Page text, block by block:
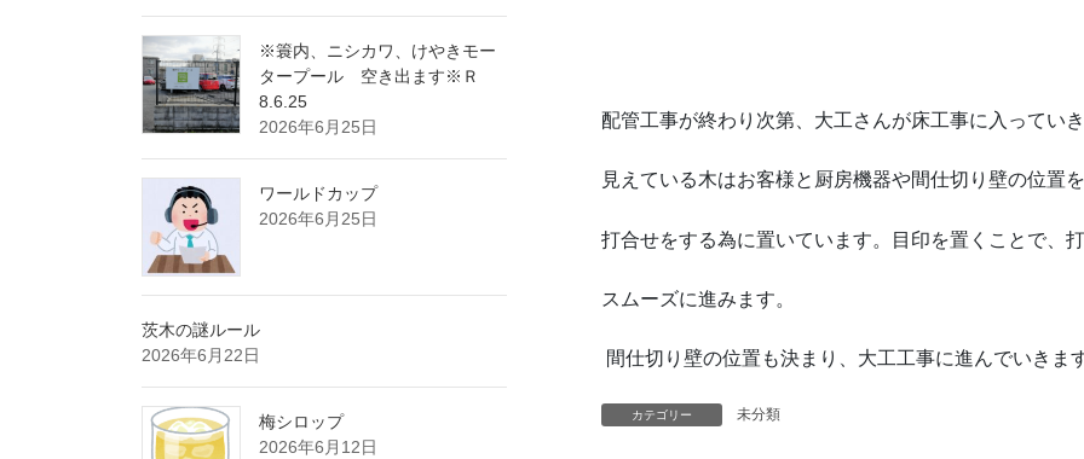
配管工事が終わり次第、大工さんが床工事に入っていき
見えている木はお客様と厨房機器や間仕切り壁の位置を
打合せをする為に置いています。目印を置くことで、
スムーズに進みます。
間仕切り壁の位置も決まり、大工工事に進んでいきます
カテゴリー 未分類
※簑内、ニシカワ、けやきモー
タープール 空き出ます※Ｒ
8.6.25
2026年6月25日
ワールドカップ
2026年6月25日
茨木の謎ルール
2026年6月22日
梅シロップ
2026年6月12日